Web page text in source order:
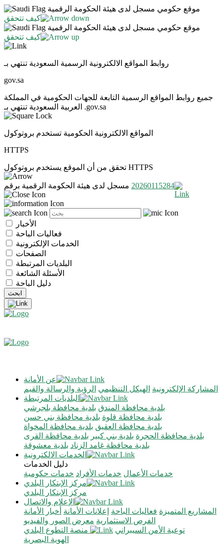
موقع حكومي مسجل لدى هيئة الحكومة الرقمية
كيف تتحقق
موقع حكومي مسجل لدى هيئة الحكومة الرقمية
كيف تتحقق
روابط المواقع الالكترونية الرسمية السعودية تنتهي بـ
gov.sa
جميع روابط المواقع الرسمية التابعة للجهات الحكومية في المملكة
العربية السعودية تنتهي بـ .gov.sa
المواقع الالكترونية الحكومية تستخدم بروتوكول
HTTPS
تحقق من أن الموقع يستخدم بروتوكول HTTPS
مسجل لدى هيئة الحكومة الرقمية برقم 20260115284
الأخبار
فعاليات الباحة
الخدمات الإلكترونية
الصفحات
البلديات المرتبطة
الأسئلة الشائعة
دليل الباحة
عن الأمانة
الرؤية والرسالة والقيم الهيكل التنظيمي المشاركة الإلكترونية
البلديات المرتبطة
بلدية محافظة بلجرشي بلدية محافظة المندق
بلدية محافظة بني حسن بلدية محافظة قلوة
بلدية محافظة المخواة بلدية محافظة العقيق
بلدية محافظة القرى بلدية بني كبير بلدية محافظة الحجرة
بلدية معشوقة بلدية محافظة غامد الزناد
الخدمات الالكترونية
دليل الخدمات
خدمات حكومية خدمات الأفراد خدمات الأعمال
مركز الإبتكار البلدي
مركز الإبتكار البلدي
الإعلام والاتصال
أخبار الأمانة إعلانات الأمانة فعاليات الباحة المشاريع المتميزة
معرض الصور والفيديو الفرص الاستثمارية
منصة التطوع البلدي
توعية الأمن السيبراني
الهوية البصرية